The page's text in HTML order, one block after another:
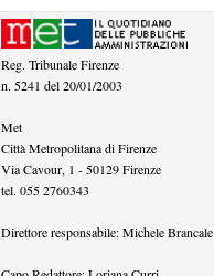
Reg. Tribunale Firenze
n. 5241 del 20/01/2003
Met
Città Metropolitana di Firenze
Via Cavour, 1 - 50129 Firenze
tel. 055 2760343
Direttore responsabile:Michele Brancale